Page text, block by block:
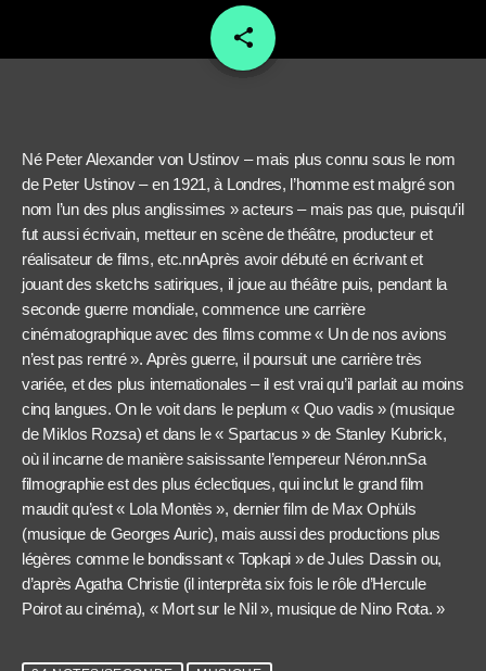
share
email
Né Peter Alexander von Ustinov – mais plus connu sous le nom
de Peter Ustinov – en 1921, à Londres, l’homme est malgré son
nom l’un des plus anglissimes » acteurs – mais pas que, puisqu’il
fut aussi écrivain, metteur en scène de théâtre, producteur et
réalisateur de films, etc.nnAprès avoir débuté en écrivant et
jouant des sketchs satiriques, il joue au théâtre puis, pendant la
seconde guerre mondiale, commence une carrière
cinématographique avec des films comme « Un de nos avions
n’est pas rentré ». Après guerre, il poursuit une carrière très
variée, et des plus internationales – il est vrai qu’il parlait au moins
cinq langues. On le voit dans le peplum « Quo vadis » (musique
de Miklos Rozsa) et dans le « Spartacus » de Stanley Kubrick,
où il incarne de manière saisissante l’empereur Néron.nnSa
filmographie est des plus éclectiques, qui inclut le grand film
maudit qu’est « Lola Montès », dernier film de Max Ophüls
(musique de Georges Auric), mais aussi des productions plus
légères comme le bondissant « Topkapi » de Jules Dassin ou,
d’après Agatha Christie (il interprèta six fois le rôle d’Hercule
Poirot au cinéma), « Mort sur le Nil », musique de Nino Rota. »